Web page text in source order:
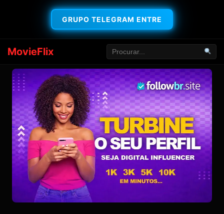
GRUPO TELEGRAM ENTRE
MovieFlix